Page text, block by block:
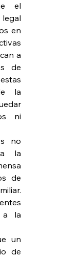
el
en
a
de
la
ni
no
la
de
a la
un
de